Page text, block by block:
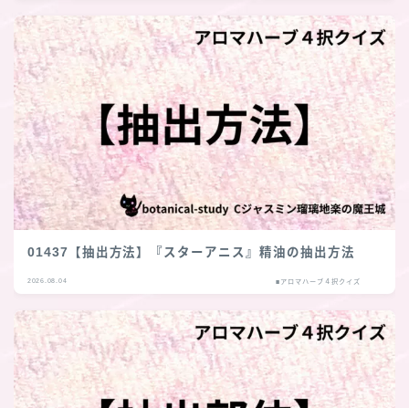
01437【抽出方法】『スターアニス』精油の抽出方法
2026.08.04 ■アロマハーブ４択クイズ